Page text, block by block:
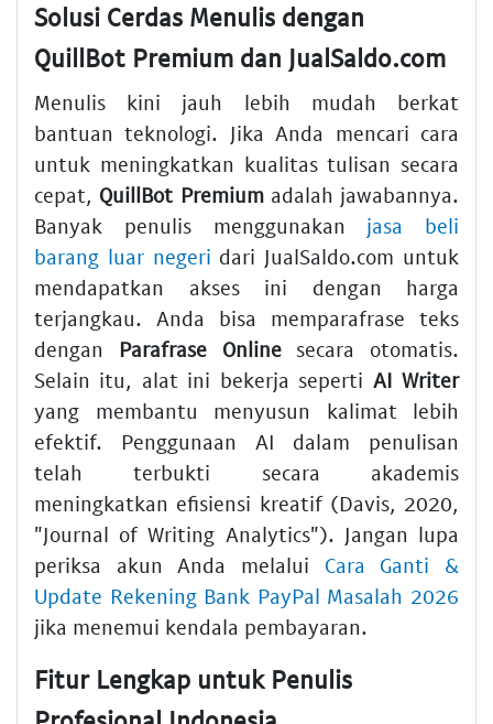
Solusi Cerdas Menulis dengan
QuillBot Premium dan JualSaldo.com
Menulis kini jauh lebih mudah berkat
bantuan teknologi. Jika Anda mencari cara
untuk meningkatkan kualitas tulisan secara
cepat, QuillBot Premiumadalah jawabannya.
Banyak penulis menggunakan jasa beli
barang luar negeri dari JualSaldo.com untuk
mendapatkan akses ini dengan harga
terjangkau. Anda bisa memparafrase teks
dengan Parafrase Onlinesecara otomatis.
Selain itu, alat ini bekerja seperti AI Writer
yang membantu menyusun kalimat lebih
efektif. Penggunaan AI dalam penulisan
telah terbukti secara akademis
meningkatkan efisiensi kreatif (Davis, 2020,
"Journal of Writing Analytics"). Jangan lupa
periksa akun Anda melalui Cara Ganti &
Update Rekening Bank PayPal Masalah 2026
jika menemui kendala pembayaran.
Fitur Lengkap untuk Penulis